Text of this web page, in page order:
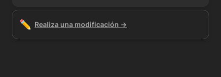
✏️ Realiza una modificación →